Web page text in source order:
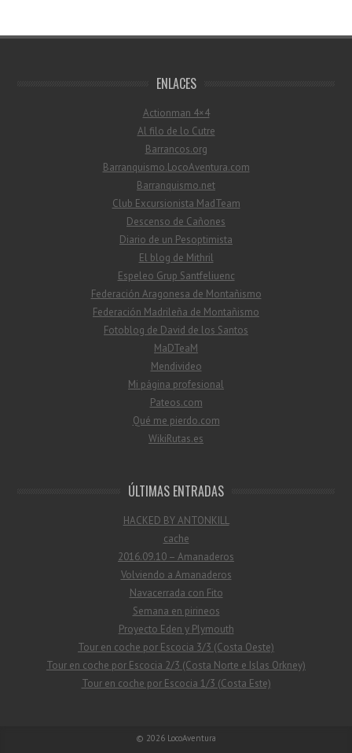
ENLACES
Actionman 4×4
Al filo de lo Cutre
Barrancos.org
Barranquismo.LocoAventura.com
Barranquismo.net
Club Excursionista MadTeam
Descenso de Cañones
Diario de un Pesoptimista
El blog de Mithril
Espeleo Grup Santfeliuenc
Federación Aragonesa de Montañismo
Federación Madrileña de Montañismo
Fotoblog de David de los Santos
MaDTeaM
Mendivideo
Mi página profesional
Pateos.com
Qué me pierdo.com
WikiRutas.es
ÚLTIMAS ENTRADAS
HACKED BY ANTONKILL
cache
2016.09.10 – Amanaderos
Volviendo a Amanaderos
Navacerrada con Fito
Semana en pirineos
Proyecto Eden y Plymouth
Tour en coche por Escocia 3/3 (Costa Oeste)
Tour en coche por Escocia 2/3 (Costa Norte e Islas Orkney)
Tour en coche por Escocia 1/3 (Costa Este)
© 2026 LocoAventura